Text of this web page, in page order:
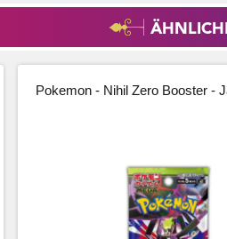
Pokemon - Nihil Zero Booster -